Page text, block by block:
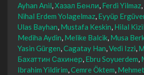
Ayhan Anil Хазал Бенли Ferdi Yilmaz
Nihal Erdem Yolagelmaz Eyyüp
Ulas Bayhan Mustafa Keskin Hilal
Mediha Aydin Melike Balcik Musa
Yasin Gürgen Cagatay Han Vedi Izzi
Бахаттин Сахинер Ebru Soyuerdem
Ibrahim Yildirim Cemre Öktem